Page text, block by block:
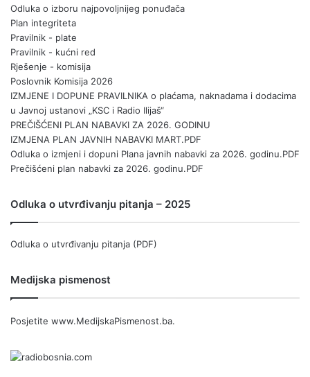
Odluka o izboru najpovoljnijeg ponuđača
Plan integriteta
Pravilnik - plate
Pravilnik - kućni red
Rješenje - komisija
Poslovnik Komisija 2026
IZMJENE I DOPUNE PRAVILNIKA o plaćama, naknadama i dodacima
u Javnoj ustanovi „KSC i Radio Ilijaš“
PREČIŠĆENI PLAN NABAVKI ZA 2026. GODINU
IZMJENA PLAN JAVNIH NABAVKI MART.PDF
Odluka o izmjeni i dopuni Plana javnih nabavki za 2026. godinu.PDF
Prečišćeni plan nabavki za 2026. godinu.PDF
Odluka o utvrđivanju pitanja – 2025
Odluka o utvrđivanju pitanja (PDF)
Medijska pismenost
Posjetite www.MedijskaPismenost.ba.